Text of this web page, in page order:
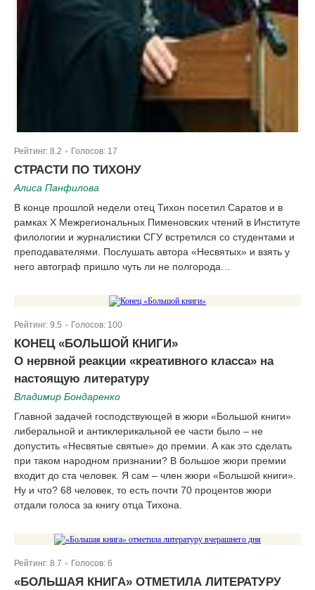
Рейтинг: 8.2 Голосов: 17
СТРАСТИ ПО ТИХОНУ
Алиса Панфилова
В конце прошлой недели отец Тихон посетил Саратов и в
рамках Х Межрегиональных Пименовских чтений в Институте
филологии и журналистики СГУ встретился со студентами и
преподавателями. Послушать автора «Несвятых» и взять у
него автограф пришло чуть ли не полгорода…
Рейтинг: 9.5 Голосов: 100
КОНЕЦ «БОЛЬШОЙ КНИГИ»
О нервной реакции «креативного класса» на
настоящую литературу
Владимир Бондаренко
Главной задачей господствующей в жюри «Большой книги»
либеральной и антиклерикальной ее части было – не
допустить «Несвятые святые» до премии. А как это сделать
при таком народном признании? В большое жюри премии
входит до ста человек. Я сам – член жюри «Большой книги».
Ну и что? 68 человек, то есть почти 70 процентов жюри
отдали голоса за книгу отца Тихона.
Рейтинг: 8.7 Голосов: 6
«БОЛЬШАЯ КНИГА» ОТМЕТИЛА ЛИТЕРАТУРУ